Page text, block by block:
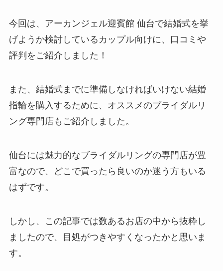
今回は、アーカンジェル迎賓館 仙台で結婚式を挙
げようか検討しているカップル向けに、口コミや
評判をご紹介しました！
また、結婚式までに準備しなければいけない結婚
指輪を購入するために、オススメのブライダルリ
ング専門店もご紹介しました。
仙台には魅力的なブライダルリングの専門店が豊
富なので、どこで買ったら良いのか迷う方もいる
はずです。
しかし、この記事では数あるお店の中から抜粋し
ましたので、目処がつきやすくなったかと思いま
す。